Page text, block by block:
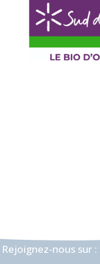
Rejoignez-nous sur :